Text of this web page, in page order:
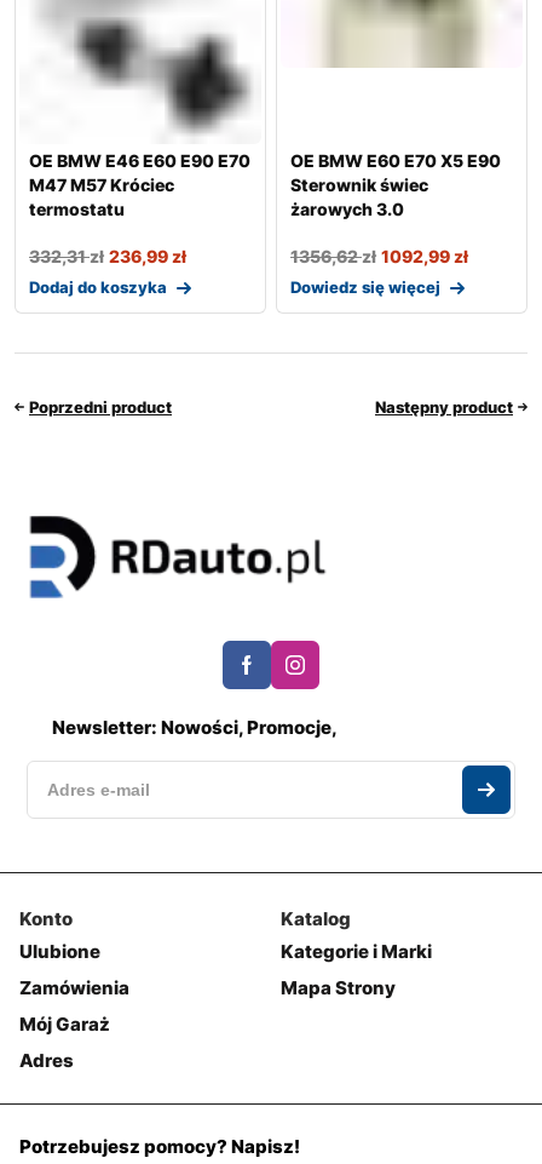
OE BMW E46 E60 E90 E70
M47 M57 Króciec
termostatu
332,31zł 236,99zł
Dodaj do koszyka
OE BMW E60 E70 X5 E90
Sterownik świec
żarowych 3.0
1356,62zł 1092,99zł
Dowiedz się więcej
Poprzedni product Następny product
Newsletter: Nowości, Promocje,
Konto
Ulubione
Zamówienia
Mój Garaż
Adres
Katalog
Kategorie i Marki
Mapa Strony
Potrzebujesz pomocy? Napisz!